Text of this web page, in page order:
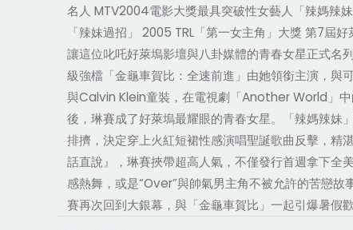
名人 MTV2004電影大獎最具突破性女藝人「辣媽辣
「辣妹過招」 2005 TRL「第一女主角」大獎 第7屆
讓這位叱吒好萊塢影壇與八卦媒體的青春女星正式名
級強檔「金龜車賀比：全速前進」由她領銜主演，與
與Calvin Klein童裝，在電視劇「Another World」中
後，琳賽成了好萊塢最耀眼的青春女星。「辣媽辣
排擠，決定穿上火紅短裙性感演唱聖誕歌曲反擊，精
話直說』，琳賽挾帶超高人氣，不僅發行首週拿下全
感熱舞，或是“Over”與帥氣男主角不被允許的苦戀
賽再次回到大銀幕，與「金龜車賀比」一起引爆暑